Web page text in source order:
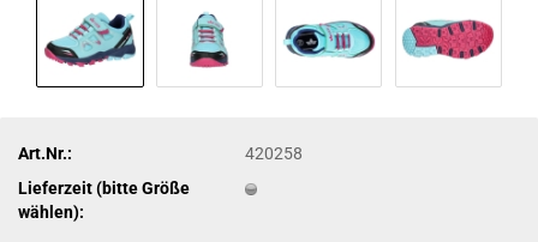
Art.Nr.:
420258
Lieferzeit (bitte Größe
wählen):